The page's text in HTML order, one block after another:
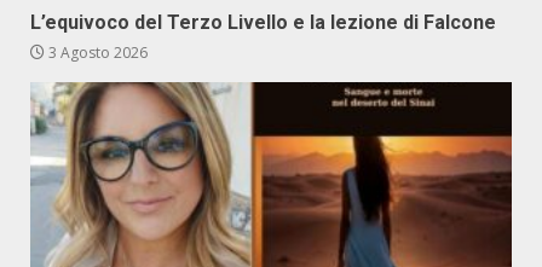
L’equivoco del Terzo Livello e la lezione di Falcone
3 Agosto 2026